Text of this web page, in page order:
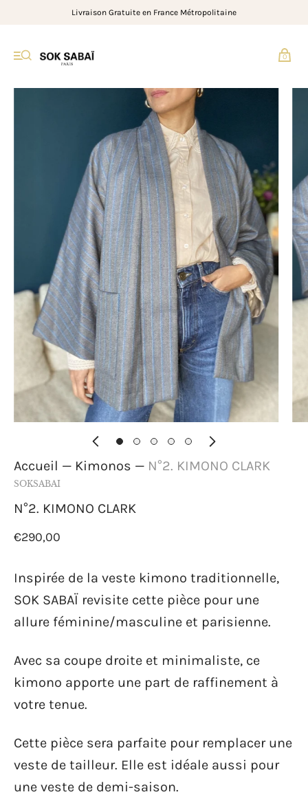
Livraison Gratuite en France Métropolitaine
0
Accueil — Kimonos — N°2. KIMONO CLARK
SOKSABAI
N°2. KIMONO CLARK
€290,00
Inspirée de la veste kimono traditionnelle,
SOK SABAÏ revisite cette pièce pour une
allure féminine/masculine et parisienne.
Avec sa coupe droite et minimaliste, ce
kimono apporte une part de raffinement à
votre tenue.
Cette pièce sera parfaite pour remplacer une
veste de tailleur. Elle est idéale aussi pour
une veste de demi-saison.